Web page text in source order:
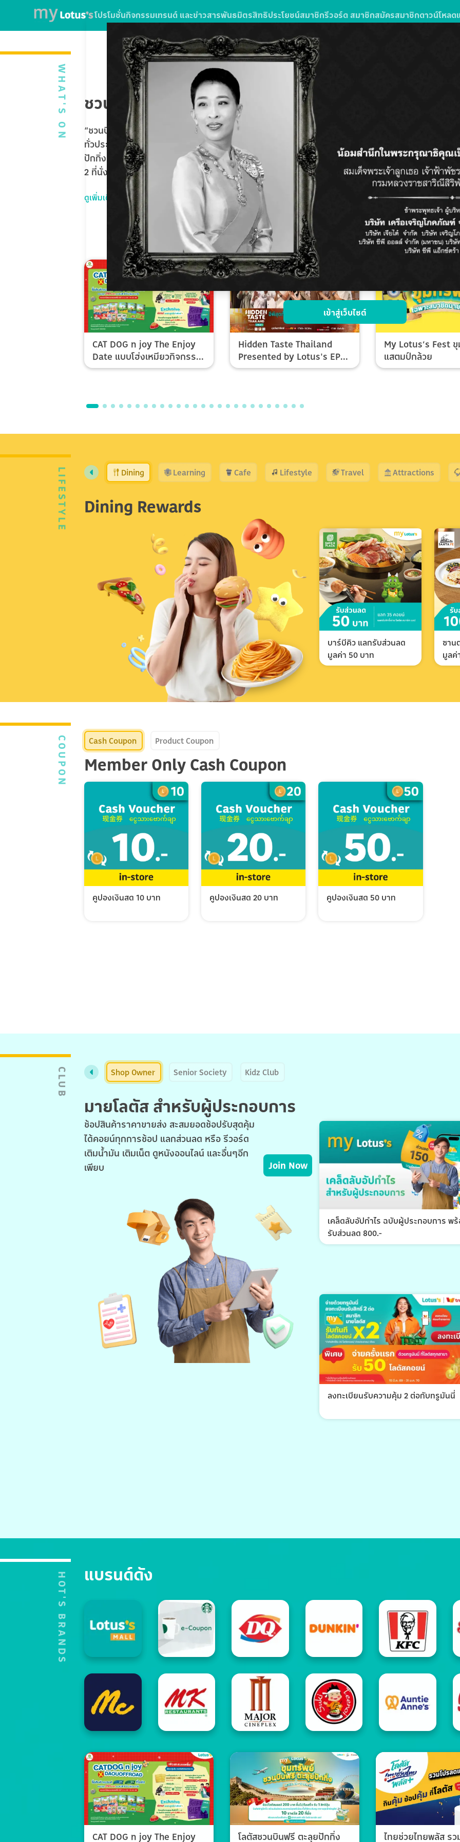
เข้าสู่เว็บไซต์
โปรโมชั่นกิจกรรมเทรนด์ และข่าวสารพันธมิตรสิทธิประโยชน์สมาชิกรีวอร์ด สมาชิกสมัครสมาชิกดาวน์โหลด
WHAT'S ON ชวนบินฟรี ตะลุยปักกิ่ง
“ชวนบินฟรี ตะลุยปักกิ่ง” ใบเสร็จจากการซื้อสินค้าหรือบริการในโลตัสส์มอลล์
ทั่วประเทศ หรือใช้บริการ SPARK EV ที่โลตัส โกเฟรช ลุ้นรับแพ็กเกจทัวร์
ปักกิ่ง Universal Studios Beijing 5 วัน 3 คืน จำนวน 10 รางวัล รางวัลละ
2 ที่นั่ง รวมมูลค่ากว่า 1,020,000 บาท
ดูเพิ่มเติม
CAT DOG n joy The Enjoy
Date แบบโฮ่งเหมียวกิจกรรม
Top Spender & Lucky Fan
Hidden Taste Thailand
Presented by Lotus's EP
Final
My Lotus’s Fest
แสตมป์กล้วย
LIFESTYLE Dining Learning Cafe Lifestyle Travel Attractions
Dining Rewards
บาร์บีคิว แลกรับส่วนลด
มูลค่า 50 บาท
ซาน
มูลค่
COUPON Cash Coupon Product Coupon
Member Only Cash Coupon
คูปองเงินสด 10 บาท คูปองเงินสด 20 บาท คูปองเงินสด 50 บาท
CLUB Shop Owner Senior Society Kidz Club
มายโลตัส สำหรับผู้ประกอบการ
ช้อปสินค้าราคาขายส่ง สะสมยอดช้อปรับสุดคุ้ม
ได้คอยน์ทุกการช้อป แลกส่วนลด หรือ รีวอร์ด
เติมน้ำมัน เติมเน็ต ดูหนังออนไลน์ และอื่นๆอีก
เพียบ
Join Now
เคล็ดลับอัปกำไร ฉบับผู้ประกอบการ พ
รับส่วนลด 800.-
ลงทะเบียนรับความคุ้ม 2 ต่อกับทรูมันนี่
HOT'S BRANDS แบรนด์ดัง
CAT DOG n joy The Enjoy
โลตัสชวนบินฟรี ตะลุยปักกิ่ง
ไทยช่วยไทยพลัส รว